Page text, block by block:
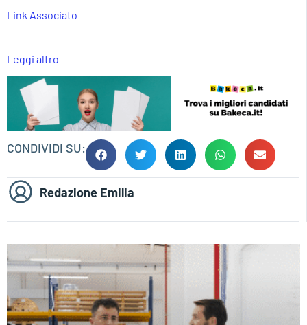
Link Associato
Leggi altro
CONDIVIDI SU:
Redazione Emilia